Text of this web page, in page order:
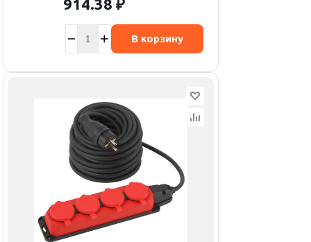
914.38 ₽
В корзину